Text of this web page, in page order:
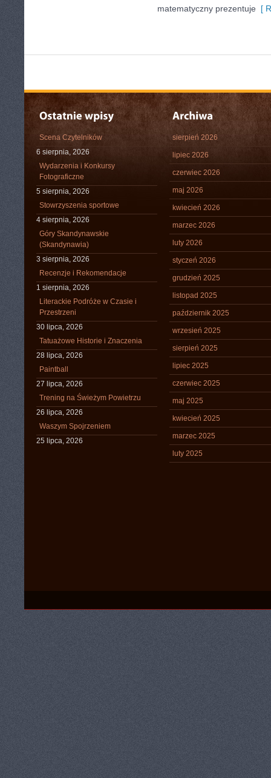
matematyczny prezentuje [
Scena Czytelników
6 sierpnia, 2026
Wydarzenia i Konkursy
Fotograficzne
5 sierpnia, 2026
Stowrzyszenia sportowe
4 sierpnia, 2026
Góry Skandynawskie
(Skandynawia)
3 sierpnia, 2026
Recenzje i Rekomendacje
1 sierpnia, 2026
Literackie Podróże w Czasie i
Przestrzeni
30 lipca, 2026
Tatuażowe Historie i Znaczenia
28 lipca, 2026
Paintball
27 lipca, 2026
Trening na Świeżym Powietrzu
26 lipca, 2026
Waszym Spojrzeniem
25 lipca, 2026
sierpień 2026
lipiec 2026
czerwiec 2026
maj 2026
kwiecień 2026
marzec 2026
luty 2026
styczeń 2026
grudzień 2025
listopad 2025
październik 2025
wrzesień 2025
sierpień 2025
lipiec 2025
czerwiec 2025
maj 2025
kwiecień 2025
marzec 2025
luty 2025